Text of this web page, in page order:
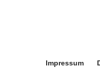
Impressum